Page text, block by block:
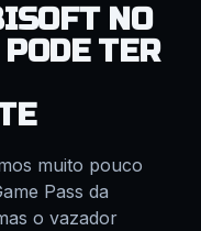
NO
TER
muito pouco
Pass da
o vazador